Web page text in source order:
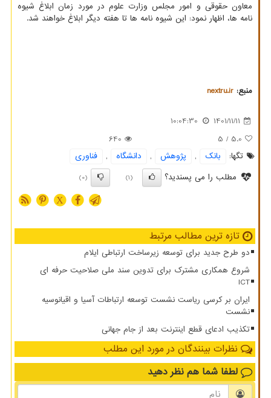
معاون حقوقی و امور مجلس وزارت علوم در مورد زمان ابلاغ شیوه
نامه ها، اظهار نمود: این شیوه نامه ها تا هفته دیگر ابلاغ خواهند شد.
منبع: nextru.ir
1401/11/11
10:04:30
5.0
/ 5
640
تگها:
بانك , پژوهش , دانشگاه ,
فناوری
مطلب را می پسندید؟
(1)
(0)
X
تازه ترین مطالب مرتبط
دو طرح جدید برای توسعه زیرساخت ارتباطی ایلام
شروع همکاری مشترک برای تدوین سند ملی صلاحیت حرفه ای
ICT
ایران بر کرسی ریاست نشست توسعه ارتباطات آسیا و اقیانوسیه
نشست
تکذیب ادعای قطع اینترنت بعد از جام جهانی
نظرات بینندگان در مورد این مطلب
لطفا شما هم نظر دهید